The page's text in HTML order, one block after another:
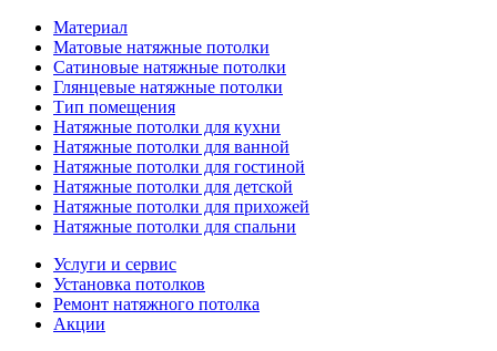
Материал
Матовые натяжные потолки
Сатиновые натяжные потолки
Глянцевые натяжные потолки
Тип помещения
Натяжные потолки для кухни
Натяжные потолки для ванной
Натяжные потолки для гостиной
Натяжные потолки для детской
Натяжные потолки для прихожей
Натяжные потолки для спальни
Услуги и сервис
Установка потолков
Ремонт натяжного потолка
Акции